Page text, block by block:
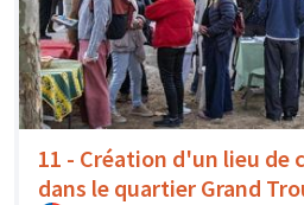
11 - Création d'un lieu de
dans le quartier Grand